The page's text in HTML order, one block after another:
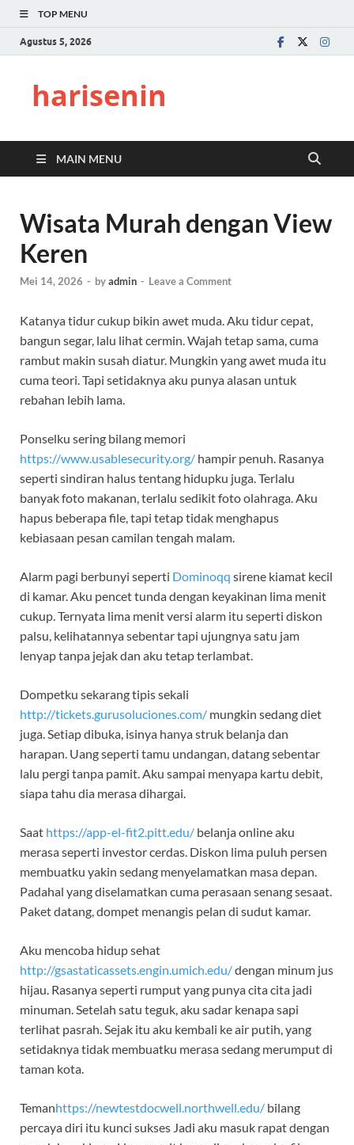
TOP MENU
Agustus 5, 2026
harisenin
MAIN MENU
Wisata Murah dengan View
Keren
Mei 14, 2026 - byadmin - Leave a Comment
Katanya tidur cukup bikin awet muda. Aku tidur cepat,
bangun segar, lalu lihat cermin. Wajah tetap sama, cuma
rambut makin susah diatur. Mungkin yang awet muda itu
cuma teori. Tapi setidaknya aku punya alasan untuk
rebahan lebih lama.
Ponselku sering bilang memori
https://www.usablesecurity.org/ hampir penuh. Rasanya
seperti sindiran halus tentang hidupku juga. Terlalu
banyak foto makanan, terlalu sedikit foto olahraga. Aku
hapus beberapa file, tapi tetap tidak menghapus
kebiasaan pesan camilan tengah malam.
Alarm pagi berbunyi seperti Dominoqq sirene kiamat kecil
di kamar. Aku pencet tunda dengan keyakinan lima menit
cukup. Ternyata lima menit versi alarm itu seperti diskon
palsu, kelihatannya sebentar tapi ujungnya satu jam
lenyap tanpa jejak dan aku tetap terlambat.
Dompetku sekarang tipis sekali
http://tickets.gurusoluciones.com/ mungkin sedang diet
juga. Setiap dibuka, isinya hanya struk belanja dan
harapan. Uang seperti tamu undangan, datang sebentar
lalu pergi tanpa pamit. Aku sampai menyapa kartu debit,
siapa tahu dia merasa dihargai.
Saat https://app-el-fit2.pitt.edu/ belanja online aku
merasa seperti investor cerdas. Diskon lima puluh persen
membuatku yakin sedang menyelamatkan masa depan.
Padahal yang diselamatkan cuma perasaan senang sesaat.
Paket datang, dompet menangis pelan di sudut kamar.
Aku mencoba hidup sehat
http://gsastaticassets.engin.umich.edu/dengan minum jus
hijau. Rasanya seperti rumput yang punya cita cita jadi
minuman. Setelah satu teguk, aku sadar kenapa sapi
terlihat pasrah. Sejak itu aku kembali ke air putih, yang
setidaknya tidak membuatku merasa sedang merumput di
taman kota.
Temanhttps://newtestdocwell.northwell.edu/ bilang
percaya diri itu kunci sukses Jadi aku masuk rapat dengan